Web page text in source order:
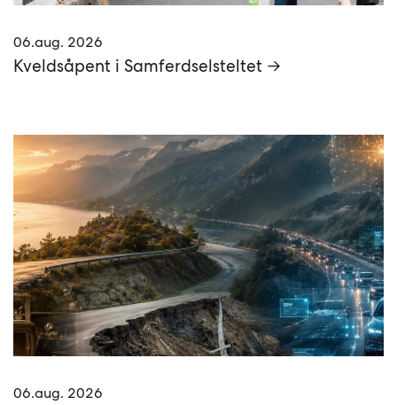
06.aug. 2026
Kveldsåpent i Samferdselsteltet →
06.aug. 2026